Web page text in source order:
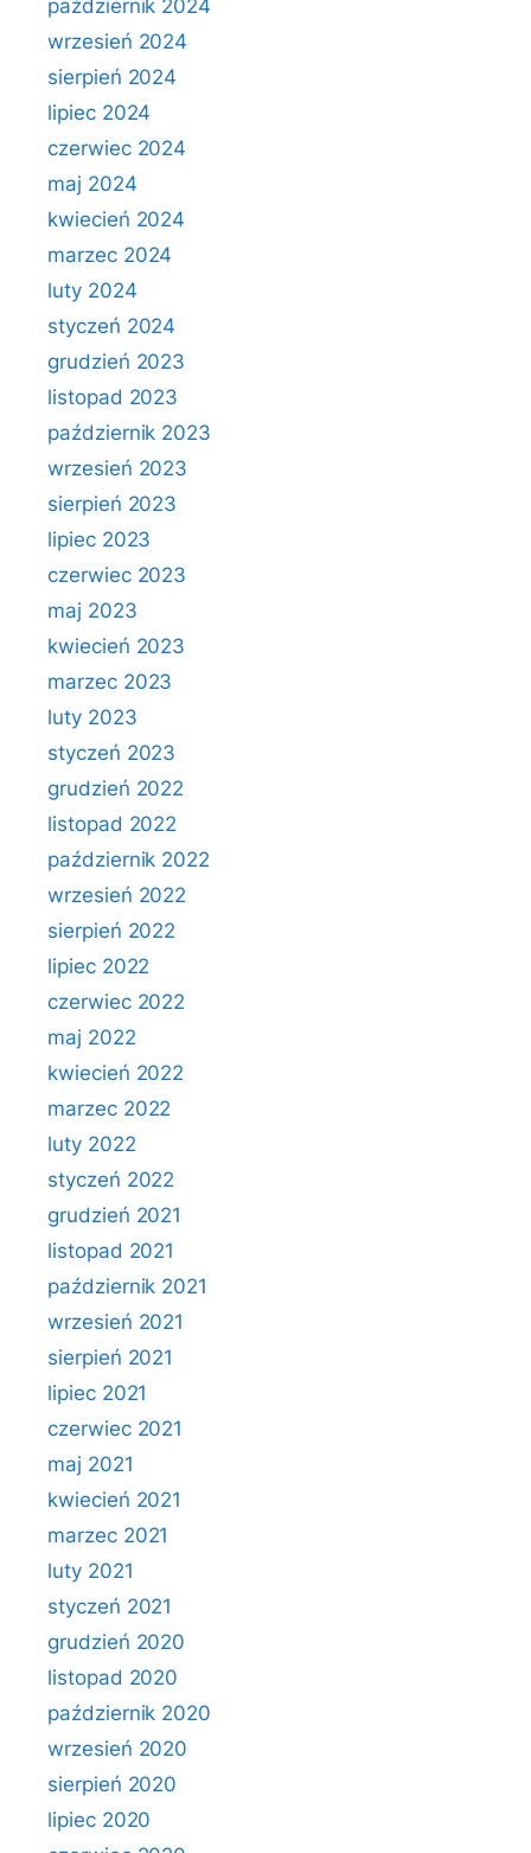
październik 2024
wrzesień 2024
sierpień 2024
lipiec 2024
czerwiec 2024
maj 2024
kwiecień 2024
marzec 2024
luty 2024
styczeń 2024
grudzień 2023
listopad 2023
październik 2023
wrzesień 2023
sierpień 2023
lipiec 2023
czerwiec 2023
maj 2023
kwiecień 2023
marzec 2023
luty 2023
styczeń 2023
grudzień 2022
listopad 2022
październik 2022
wrzesień 2022
sierpień 2022
lipiec 2022
czerwiec 2022
maj 2022
kwiecień 2022
marzec 2022
luty 2022
styczeń 2022
grudzień 2021
listopad 2021
październik 2021
wrzesień 2021
sierpień 2021
lipiec 2021
czerwiec 2021
maj 2021
kwiecień 2021
marzec 2021
luty 2021
styczeń 2021
grudzień 2020
listopad 2020
październik 2020
wrzesień 2020
sierpień 2020
lipiec 2020